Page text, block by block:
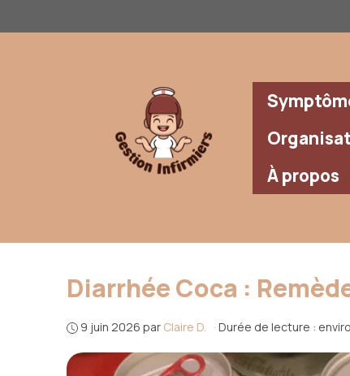
au
À propos
Diarrhée Coca :
9 juin 2026 par Claire D. · Durée de lecture :